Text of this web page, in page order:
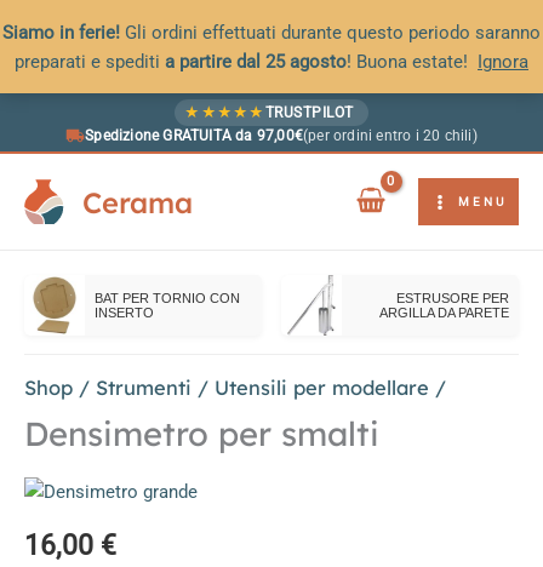
Siamo in ferie! Gli ordini effettuati durante questo periodo saranno
preparati e spediti a partire dal 25 agosto! Buona estate! Ignora
★ ★ ★ ★ ★ TRUSTPILOT
Spedizione GRATUITA da 97,00€(per ordini entro i 20 chili)
Cerama MENU
BAT PER TORNIO CON
INSERTO
ESTRUSORE PER
ARGILLA DA PARETE
Shop / Strumenti / Utensili per modellare /
Densimetro per smalti
16,00 €